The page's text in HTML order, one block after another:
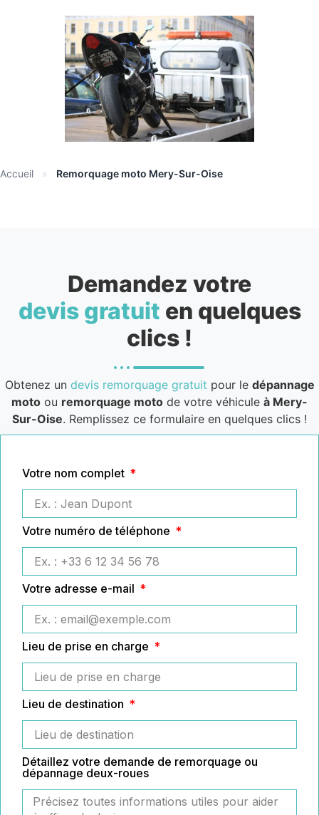
Accueil » Remorquage moto Mery-Sur-Oise
Demandez votre
devis gratuit en quelques
clics !
Obtenez un devis remorquage gratuit pour le dépannage
moto ou remorquage moto de votre véhicule à Mery-
Sur-Oise. Remplissez ce formulaire en quelques clics !
Votre nom complet
Votre numéro de téléphone
Votre adresse e-mail
Lieu de prise en charge
Lieu de destination
Détaillez votre demande de remorquage ou
dépannage deux-roues